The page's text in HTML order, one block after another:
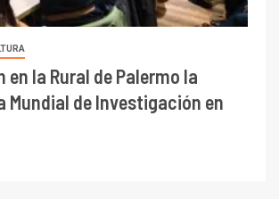
en la Rural de Palermo la
Mundial de Investigación en